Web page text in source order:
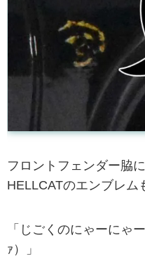
フロントフェンダー脇
HELLCATのエンブレム
「じごくのにゃーにゃ
ｧ）」